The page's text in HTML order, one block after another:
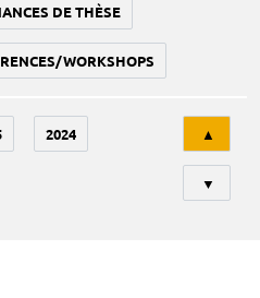
DE THÈSE
WORKSHOPS
2024 ▲
▼